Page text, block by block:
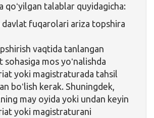
qoʻyilgan talablar quyidagicha:
davlat fuqarolari ariza topshira
vaqtida tanlangan
sohasiga mos yoʻnalishda
yoki magistraturada tahsil
boʻlish kerak. Shuningdek,
may oyida yoki undan keyin
yoki magistraturani